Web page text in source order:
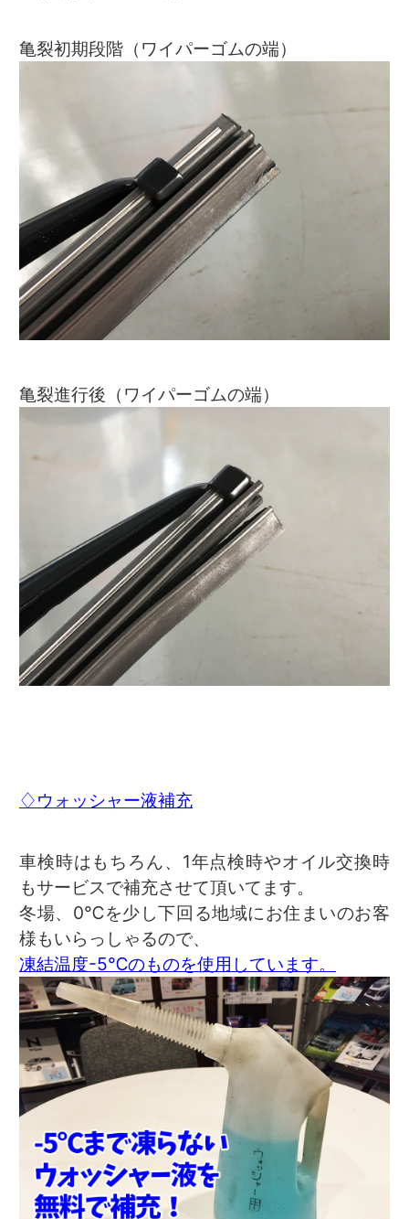
亀裂初期段階（ワイパーゴムの端）
亀裂進行後（ワイパーゴムの端）
♢ウォッシャー液補充
車検時はもちろん、1年点検時やオイル交換時
もサービスで補充させて頂いてます。
冬場、0℃を少し下回る地域にお住まいのお客
様もいらっしゃるので、
凍結温度-5℃のものを使用しています。